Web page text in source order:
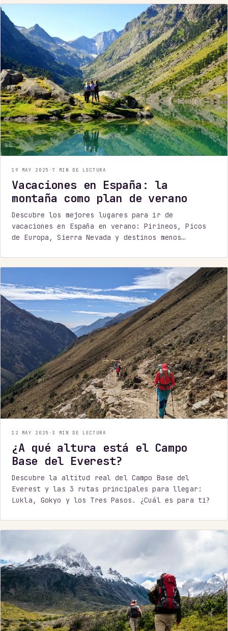
19 MAY 2025 · 7 MIN DE LECTURA
Vacaciones en España: la
montaña como plan de verano
Descubre los mejores lugares para ir de
vacaciones en España en verano: Pirineos, Picos
de Europa, Sierra Nevada y destinos menos
12 MAY 2025 · 3 MIN DE LECTURA
¿A qué altura está el Campo
Base del Everest?
Descubre la altitud real del Campo Base del
Everest y las 3 rutas principales para llegar:
Lukla, Gokyo y los Tres Pasos. ¿Cuál es para ti?